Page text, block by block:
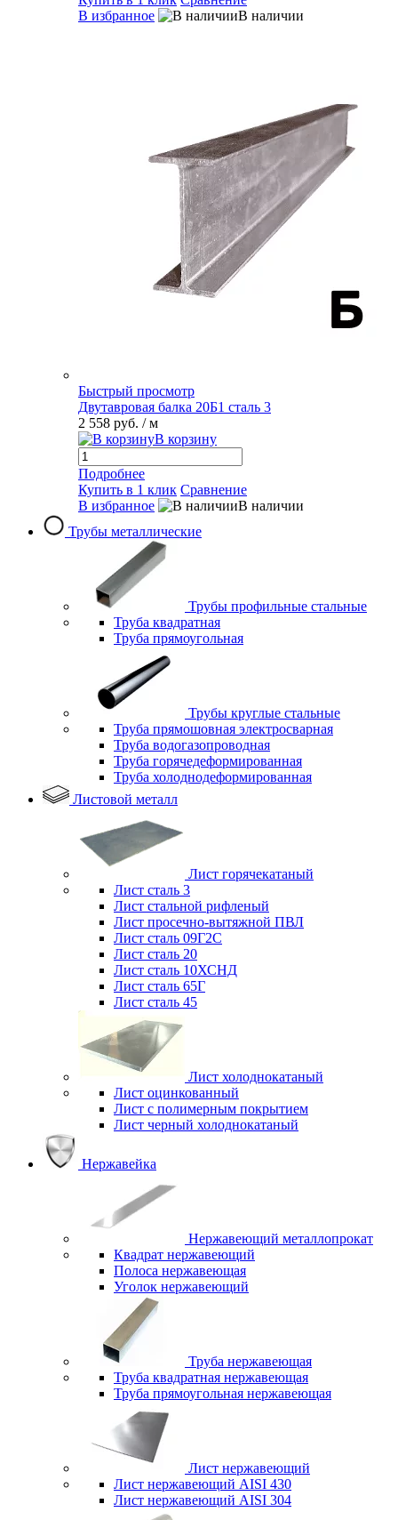
В избранное
В наличии
Быстрый просмотр
Двутавровая балка 20Б1 сталь 3
2 558 руб. / м
В корзину
Подробнее
Купить в 1 клик Сравнение
В избранное
В наличии
Трубы металлические
Трубы профильные стальные
Труба квадратная
Труба прямоугольная
Трубы круглые стальные
Труба прямошовная электросварная
Труба водогазопроводная
Труба горячедеформированная
Труба холоднодеформированная
Листовой металл
Лист горячекатаный
Лист сталь 3
Лист стальной рифленый
Лист просечно-вытяжной ПВЛ
Лист сталь 09Г2С
Лист сталь 20
Лист сталь 10ХСНД
Лист сталь 65Г
Лист сталь 45
Лист холоднокатаный
Лист оцинкованный
Лист с полимерным покрытием
Лист черный холоднокатаный
Нержавейка
Нержавеющий металлопрокат
Квадрат нержавеющий
Полоса нержавеющая
Уголок нержавеющий
Труба нержавеющая
Труба квадратная нержавеющая
Труба прямоугольная нержавеющая
Лист нержавеющий
Лист нержавеющий AISI 430
Лист нержавеющий AISI 304